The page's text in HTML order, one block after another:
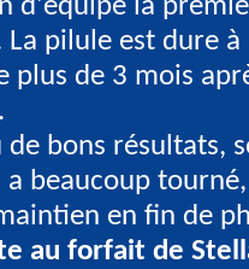
d'équipe la
pilule est dure à
plus de 3 mois
de bons résultats,
a beaucoup
en fin de
au forfait de